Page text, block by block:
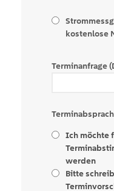
kostenlose
Terminanfrage
Ich möchte
werden
Bitte